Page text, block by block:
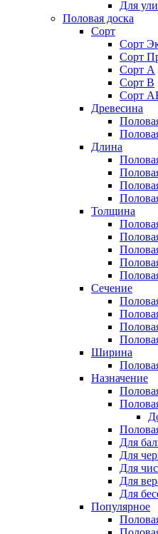
Для
Половая доска
Сорт
Сорт
Сорт
Сорт А
Сорт В
Сорт
Древесина
Длина
Толщина
Сечение
Ширина
Назначение
Для
Для
Для
Для
Для
Популярное